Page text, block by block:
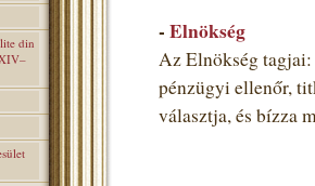
din
- Elnökség
Az Elnökség
pénzügyi ellenőr,
választja, és bízza